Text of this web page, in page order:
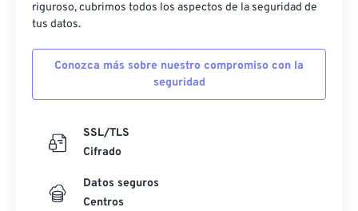
riguroso, cubrimos todos los aspectos de la seguridad de
tus datos.
Conozca más sobre nuestro compromiso con la
seguridad
SSL/TLS
Cifrado
Datos seguros
Centros